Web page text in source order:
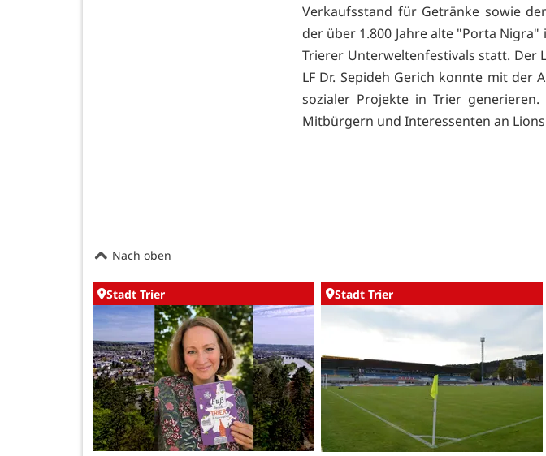
Verkaufsstand für Getränke sowie
der über 1.800 Jahre alte "Porta Nigra"
Trierer Unterweltenfestivals statt. Der
LF Dr. Sepideh Gerich konnte mit der
sozialer Projekte in Trier
Mitbürgern und Interessenten an
Nach oben
Stadt Trier Stadt Trier